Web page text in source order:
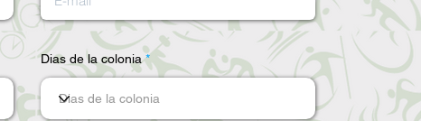
Dias de la colonia